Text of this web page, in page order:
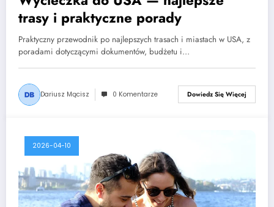
trasy i praktyczne porady
Praktyczny przewodnik po najlepszych trasach i miastach w USA, z
poradami dotyczącymi dokumentów, budżetu i…
Dariusz Mącisz 0 Komentarze Dowiedz Się Więcej
2026-04-10